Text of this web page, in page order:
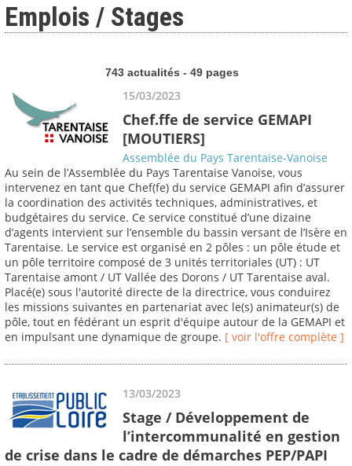
Emplois / Stages
743 actualités - 49 pages
15/03/2023
Chef.ffe de service GEMAPI
[MOUTIERS]
Assemblée du Pays Tarentaise-Vanoise
Au sein de l’Assemblée du Pays Tarentaise Vanoise, vous
intervenez en tant que Chef(fe) du service GEMAPI afin d’assurer
la coordination des activités techniques, administratives, et
budgétaires du service. Ce service constitué d’une dizaine
d’agents intervient sur l’ensemble du bassin versant de l’Isère en
Tarentaise. Le service est organisé en 2 pôles : un pôle étude et
un pôle territoire composé de 3 unités territoriales (UT) : UT
Tarentaise amont / UT Vallée des Dorons / UT Tarentaise aval.
Placé(e) sous l'autorité directe de la directrice, vous conduirez
les missions suivantes en partenariat avec le(s) animateur(s) de
pôle, tout en fédérant un esprit d'équipe autour de la GEMAPI et
en impulsant une dynamique de groupe. [ voir l'offre complète ]
13/03/2023
Stage / Développement de
l’intercommunalité en gestion
de crise dans le cadre de démarches PEP/PAPI